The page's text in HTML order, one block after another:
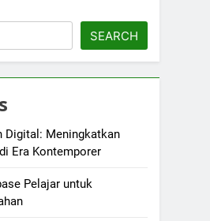
SEARCH
Digital: Meningkatkan
Era Kontemporer
Pelajar untuk